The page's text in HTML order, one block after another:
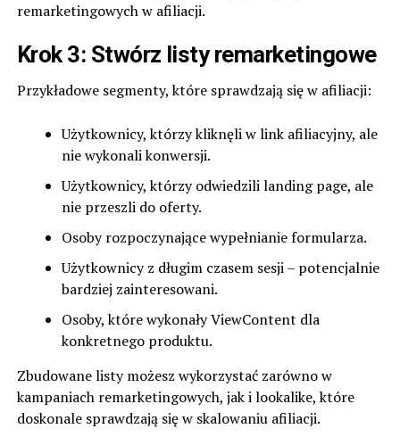
remarketingowych w afiliacji.
Krok 3: Stwórz listy remarketingowe
Przykładowe segmenty, które sprawdzają się w afiliacji:
Użytkownicy, którzy kliknęli w link afiliacyjny, ale
nie wykonali konwersji.
Użytkownicy, którzy odwiedzili landing page, ale
nie przeszli do oferty.
Osoby rozpoczynające wypełnianie formularza.
Użytkownicy z długim czasem sesji – potencjalnie
bardziej zainteresowani.
Osoby, które wykonały ViewContent dla
konkretnego produktu.
Zbudowane listy możesz wykorzystać zarówno w
kampaniach remarketingowych, jak i lookalike, które
doskonale sprawdzają się w skalowaniu afiliacji.